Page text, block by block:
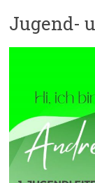
Jugend-